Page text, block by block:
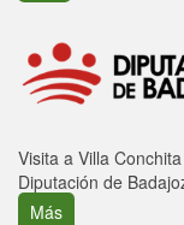
Visita a Villa
Diputación de
Más